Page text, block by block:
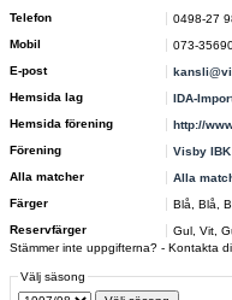
Telefon
0498-27
Mobil
073-
E-post
Hemsida lag
IDA-
Hemsida förening
http://
Förening
Visby IBK
Alla matcher
Alla
Färger
Blå, Blå,
Reservfärger
Gul, Vit,
Stämmer inte uppgifterna? - Kontakta
Välj säsong